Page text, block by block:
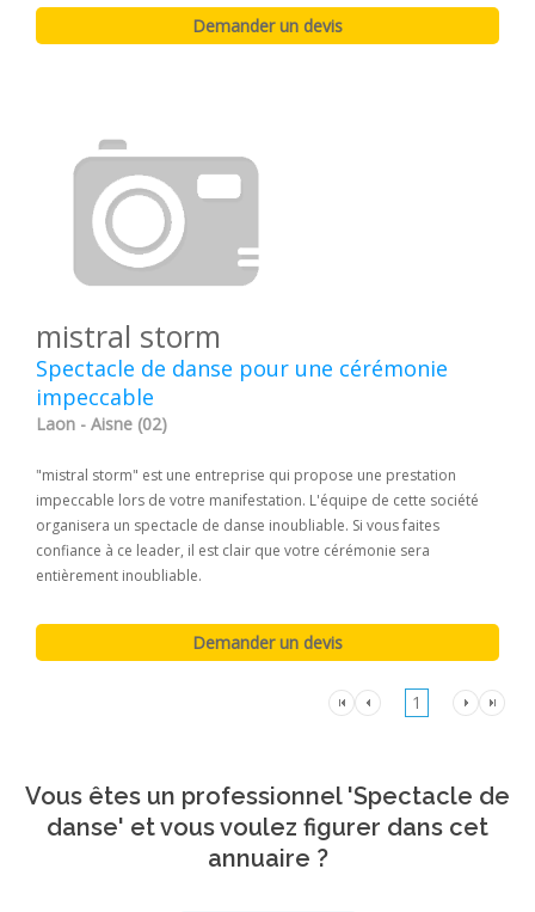
mistral storm
Spectacle de danse pour une cérémonie
impeccable
Laon - Aisne (02)
"mistral storm" est une entreprise qui propose une prestation
impeccable lors de votre manifestation. L'équipe de cette société
organisera un spectacle de danse inoubliable. Si vous faites
confiance à ce leader, il est clair que votre cérémonie sera
entièrement inoubliable.
1
Vous êtes un professionnel 'Spectacle de
danse' et vous voulez figurer dans cet
annuaire ?